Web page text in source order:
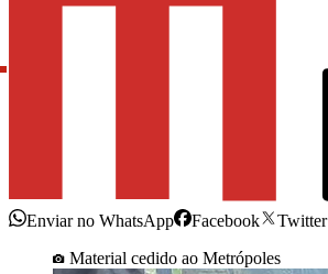
Enviar no WhatsApp Facebook
Twitter
Material cedido ao Metrópoles